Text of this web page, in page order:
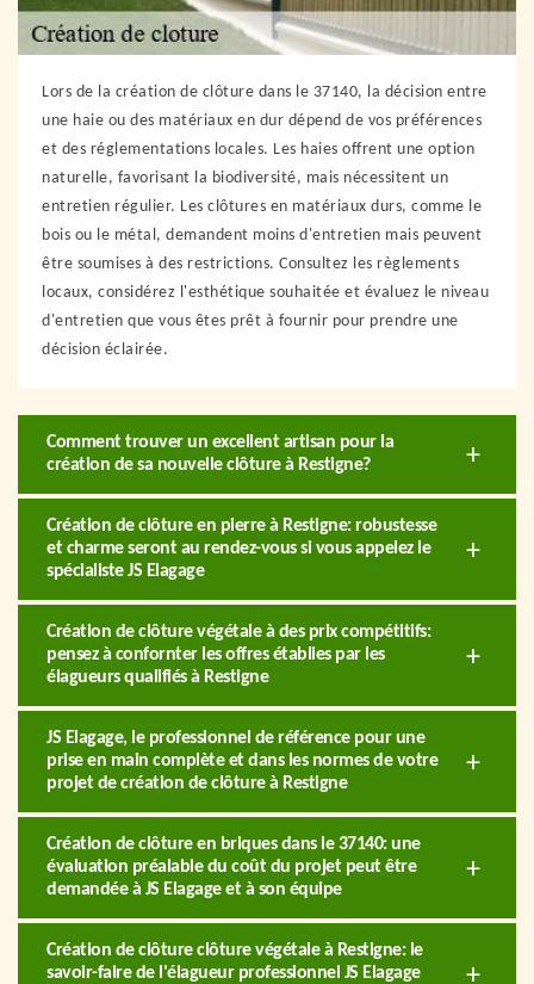
Lors de la création de clôture dans le 37140, la décision entre
une haie ou des matériaux en dur dépend de vos préférences
et des réglementations locales. Les haies offrent une option
naturelle, favorisant la biodiversité, mais nécessitent un
entretien régulier. Les clôtures en matériaux durs, comme le
bois ou le métal, demandent moins d'entretien mais peuvent
être soumises à des restrictions. Consultez les règlements
locaux, considérez l'esthétique souhaitée et évaluez le niveau
d'entretien que vous êtes prêt à fournir pour prendre une
décision éclairée.
Comment trouver un excellent artisan pour la
création de sa nouvelle clôture à Restigne?
Création de clôture en pierre à Restigne: robustesse
et charme seront au rendez-vous si vous appelez le
spécialiste JS Elagage
Création de clôture végétale à des prix compétitifs:
pensez à confornter les offres établies par les
élagueurs qualifiés à Restigne
JS Elagage, le professionnel de référence pour une
prise en main complète et dans les normes de votre
projet de création de clôture à Restigne
Création de clôture en briques dans le 37140: une
évaluation préalable du coût du projet peut être
demandée à JS Elagage et à son équipe
Création de clôture clôture végétale à Restigne: le
savoir-faire de l'élagueur professionnel JS Elagage